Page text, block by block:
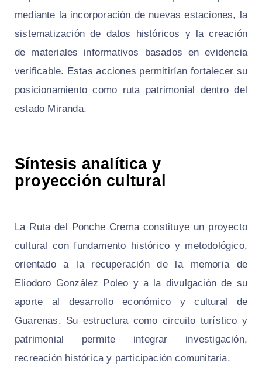
mediante la incorporación de nuevas estaciones, la
sistematización de datos históricos y la creación
de materiales informativos basados en evidencia
verificable. Estas acciones permitirían fortalecer su
posicionamiento como ruta patrimonial dentro del
estado Miranda.
Síntesis analítica y
proyección cultural
La Ruta del Ponche Crema constituye un proyecto
cultural con fundamento histórico y metodológico,
orientado a la recuperación de la memoria de
Eliodoro González Poleo y a la divulgación de su
aporte al desarrollo económico y cultural de
Guarenas. Su estructura como circuito turístico y
patrimonial permite integrar investigación,
recreación histórica y participación comunitaria.